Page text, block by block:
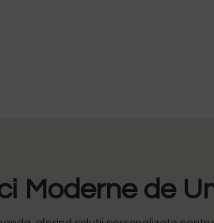
Moderne de